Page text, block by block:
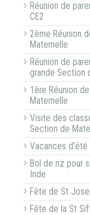
Réunion de
CE2
2ème Réunion
Maternelle
Réunion de
grande Section
1ère Réunion
Maternelle
Visite des
Section de
Vacances d'été
Bol de riz pour
Inde
Fête de St
Fête de la St